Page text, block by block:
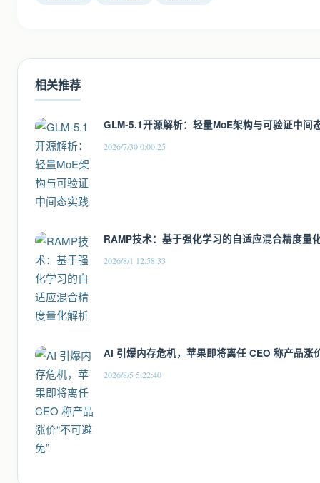
相关推荐
GLM-5.1开源解析：轻量MoE架构与可验证中间
2026/7/30 0:00:25
RAMP技术：基于强化学习的自适应混合精度量
2026/8/1 12:58:33
AI 引爆内存危机，苹果即将离任 CEO 称产品涨
2026/8/5 5:22:40